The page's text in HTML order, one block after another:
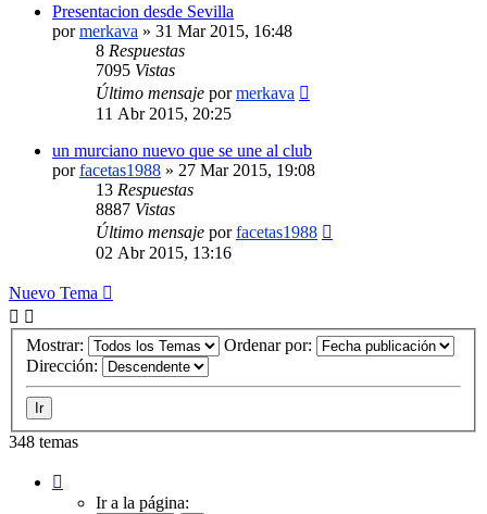
Presentacion desde Sevilla
pormerkava » 31 Mar 2015, 16:48
8 Respuestas
7095 Vistas
Último mensaje pormerkava
11 Abr 2015, 20:25
un murciano nuevo que se une al club
porfacetas1988 » 27 Mar 2015, 19:08
13 Respuestas
8887 Vistas
Último mensaje porfacetas1988
02 Abr 2015, 13:16
Nuevo Tema
Mostrar:
Ordenar por:
Dirección:
348 temas
Ir a la página: